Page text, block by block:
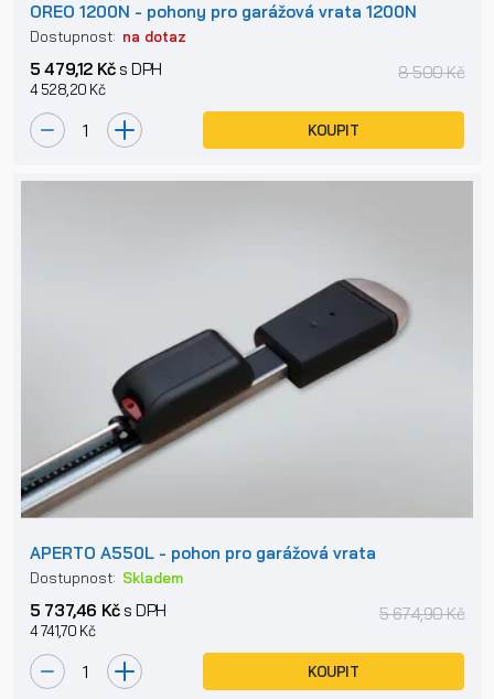
OREO 1200N - pohony pro garážová vrata 1200N
Dostupnost: na dotaz
5 479,12 Kčs DPH
4 528,20 Kč
8 500 Kč
KOUPIT
APERTO A550L - pohon pro garážová vrata
Dostupnost: Skladem
5 737,46 Kčs DPH
4 741,70 Kč
5 674,90 Kč
KOUPIT